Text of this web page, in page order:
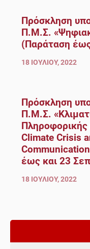
Πρόσκληση
Π.Μ.Σ.
(Παράταση
18 ΙΟΥΛΊΟΥ, 2022
Πρόσκληση
Π.Μ.Σ.
Πληροφορικής
Climate Crisis
έως και 23
18 ΙΟΥΛΊΟΥ, 2022